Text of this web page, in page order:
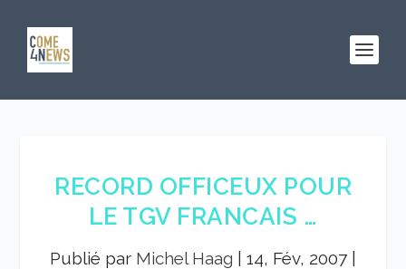
RECORD OFFICEUX POUR
LE TGV FRANCAIS …
Publié par Michel Haag 14, Fév, 2007